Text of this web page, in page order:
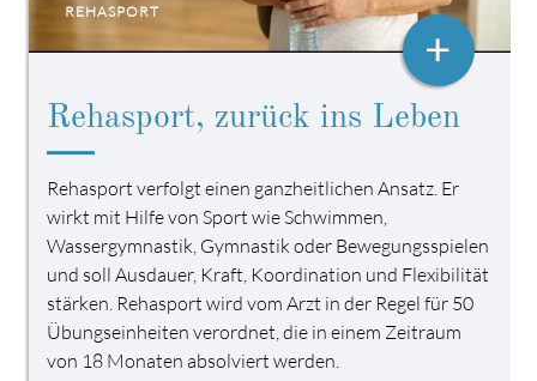
REHASPORT
Rehasport, zurück ins Leben
Rehasport verfolgt einen ganzheitlichen Ansatz. Er
wirkt mit Hilfe von Sport wie Schwimmen,
Wassergymnastik, Gymnastik oder Bewegungsspielen
und soll Ausdauer, Kraft, Koordination und Flexibilität
stärken. Rehasport wird vom Arzt in der Regel für 50
Übungseinheiten verordnet, die in einem Zeitraum
von 18 Monaten absolviert werden.
+